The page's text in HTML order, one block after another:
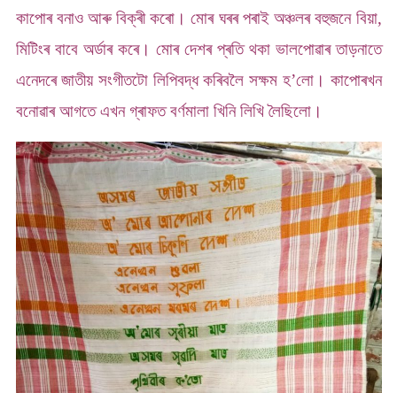
কাপোৰ বনাও আৰু বিক্ৰী কৰো। মোৰ ঘৰৰ পৰাই অঞ্চলৰ বহুজনে বিয়া,
মিটিংৰ বাবে অৰ্ডাৰ কৰে। মোৰ দেশৰ প্ৰতি থকা ভালপোৱাৰ তাড়নাতে
এনেদৰে জাতীয় সংগীতটো লিপিবদ্ধ কৰিবলৈ সক্ষম হ’লো। কাপোৰখন
বনোৱাৰ আগতে এখন গ্ৰাফত বৰ্ণমালা খিনি লিখি লৈছিলো।